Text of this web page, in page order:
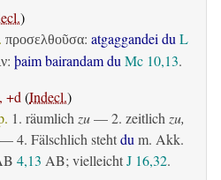
)
προσελθοῦσα: atgaggandei du L
: þaim bairandam du Mc 10,13.
+d (Indecl.)
1. räumlich zu— 2. zeitlich zu,
— 4. Fälschlich stehtdu m. Akk.
4,13 AB; vielleichtJ 16,32.